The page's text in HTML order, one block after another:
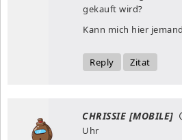
gekauft wird?
Kann mich hier
Reply Zitat
CHRISSIE [MOBILE]
Uhr